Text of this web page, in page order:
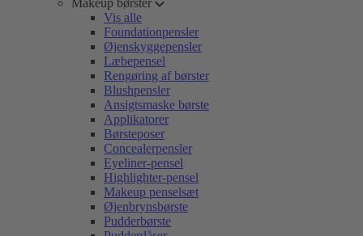
Makeup børster
Vis alle
Foundationpensler
Øjenskyggepensler
Læbepensel
Rengøring af børster
Blushpensler
Ansigtsmaske børste
Applikatorer
Børsteposer
Concealerpensler
Eyeliner-pensel
Highlighter-pensel
Makeup penselsæt
Øjenbrynsbørste
Pudderbørste